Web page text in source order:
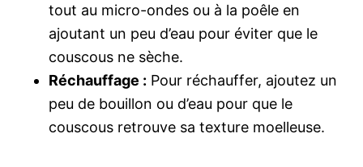
tout au micro-ondes ou à la poêle en
ajoutant un peu d’eau pour éviter que le
couscous ne sèche.
Réchauffage : Pour réchauffer, ajoutez un
peu de bouillon ou d’eau pour que le
couscous retrouve sa texture moelleuse.